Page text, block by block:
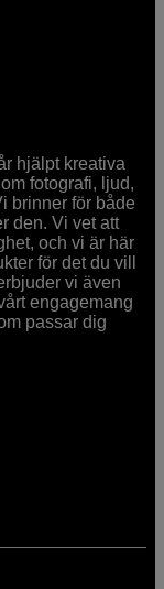
hjälpt kreativa
fotografi, ljud,
brinner för både
den. Vi vet att
och vi är här
för det du vill
vi även
engagemang
passar dig